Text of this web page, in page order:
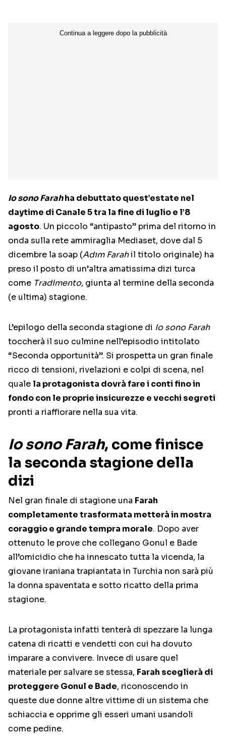
Io sono Farahha debuttato quest’estate nel
daytime di Canale 5 tra la fine di luglio e l’8
agosto. Un piccolo “antipasto” prima del ritorno in
onda sulla rete ammiraglia Mediaset, dove dal 5
dicembre la soap (Adım Farahil titolo originale) ha
preso il posto di un’altra amatissima dizi turca
come Tradimento, giunta al termine della seconda
(e ultima) stagione.
L’epilogo della seconda stagione di Io sono Farah
toccherà il suo culmine nell’episodio intitolato
“Seconda opportunità”. Si prospetta un gran finale
ricco di tensioni, rivelazioni e colpi di scena, nel
quale la protagonista dovrà fare i conti fino in
fondo con le proprie insicurezze e vecchi segreti
pronti a riaffiorare nella sua vita.
Io sono Farah, come finisce
la seconda stagione della
dizi
Nel gran finale di stagione una Farah
completamente trasformata metterà in mostra
coraggio e grande tempra morale. Dopo aver
ottenuto le prove che collegano Gonul e Bade
all’omicidio che ha innescato tutta la vicenda, la
giovane iraniana trapiantata in Turchia non sarà più
la donna spaventata e sotto ricatto della prima
stagione.
La protagonista infatti tenterà di spezzare la lunga
catena di ricatti e vendetti con cui ha dovuto
imparare a convivere. Invece di usare quel
materiale per salvare se stessa, Farah sceglierà di
proteggere Gonul e Bade, riconoscendo in
queste due donne altre vittime di un sistema che
schiaccia e opprime gli esseri umani usandoli
come pedine.